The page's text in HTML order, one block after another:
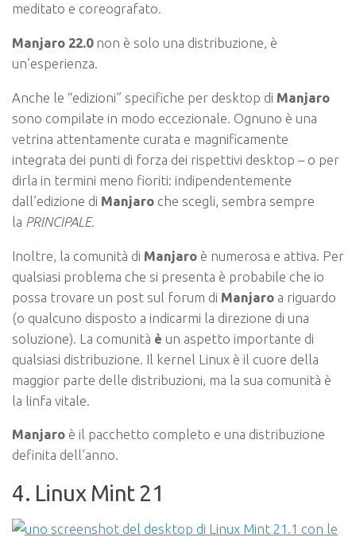
meditato e coreografato.
Manjaro 22.0non è solo una distribuzione, è
un’esperienza.
Anche le “edizioni” specifiche per desktop di Manjaro
sono compilate in modo eccezionale. Ognuno è una
vetrina attentamente curata e magnificamente
integrata dei punti di forza dei rispettivi desktop – o per
dirla in termini meno fioriti: indipendentemente
dall’edizione di Manjaro che scegli, sembra sempre
la PRINCIPALE.
Inoltre, la comunità di Manjaro è numerosa e attiva. Per
qualsiasi problema che si presenta è probabile che io
possa trovare un post sul forum di Manjaro a riguardo
(o qualcuno disposto a indicarmi la direzione di una
soluzione). La comunità è un aspetto importante di
qualsiasi distribuzione. Il kernel Linux è il cuore della
maggior parte delle distribuzioni, ma la sua comunità è
la linfa vitale.
Manjaro è il pacchetto completo e una distribuzione
definita dell’anno.
4. Linux Mint 21